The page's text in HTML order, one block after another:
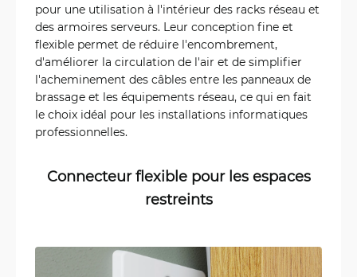
pour une utilisation à l'intérieur des racks réseau et
des armoires serveurs. Leur conception fine et
flexible permet de réduire l'encombrement,
d'améliorer la circulation de l'air et de simplifier
l'acheminement des câbles entre les panneaux de
brassage et les équipements réseau, ce qui en fait
le choix idéal pour les installations informatiques
professionnelles.
Connecteur flexible pour les espaces
restreints